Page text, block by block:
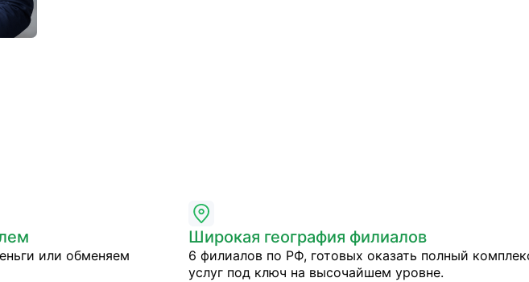
или обменяем
Широкая география филиалов
6 филиалов по РФ, готовых оказать полный
услуг под ключ на высочайшем уровне.